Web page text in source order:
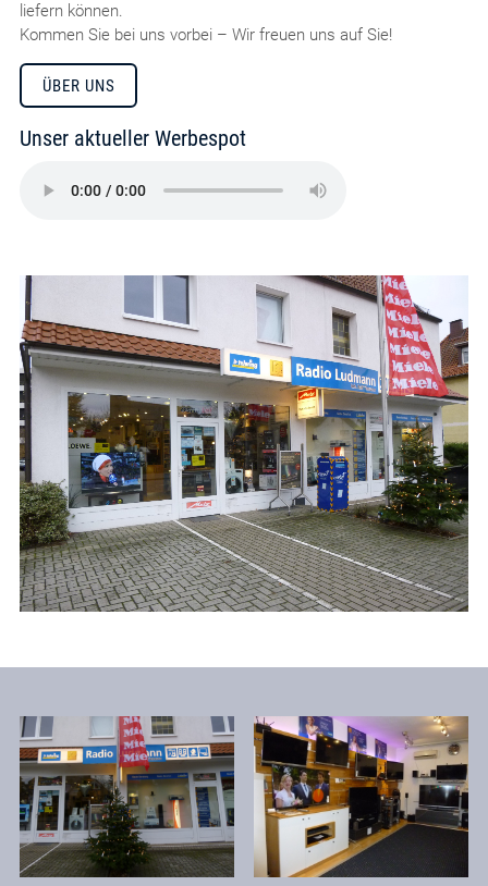
liefern können.
Kommen Sie bei uns vorbei – Wir freuen uns auf Sie!
ÜBER UNS
Unser aktueller Werbespot